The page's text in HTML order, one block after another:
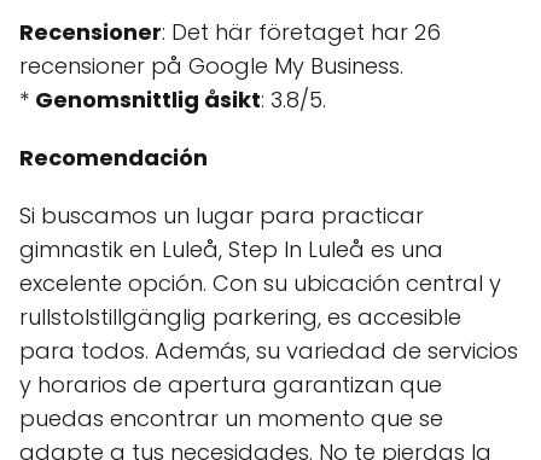
Recensioner: Det här företaget har 26
recensioner på Google My Business.
* Genomsnittlig åsikt: 3.8/5.
Recomendación
Si buscamos un lugar para practicar
gimnastik en Luleå, Step In Luleå es una
excelente opción. Con su ubicación central y
rullstolstillgänglig parkering, es accesible
para todos. Además, su variedad de servicios
y horarios de apertura garantizan que
puedas encontrar un momento que se
adapte a tus necesidades. No te pierdas la